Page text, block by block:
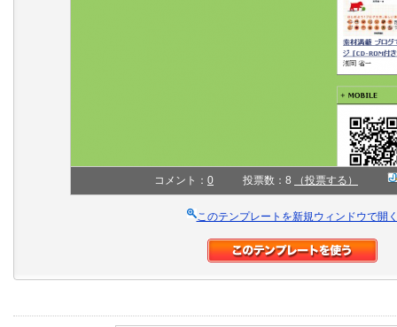
コメント： 0 投票数：8 （投票する）
このテンプレートを新規ウィンドウで開